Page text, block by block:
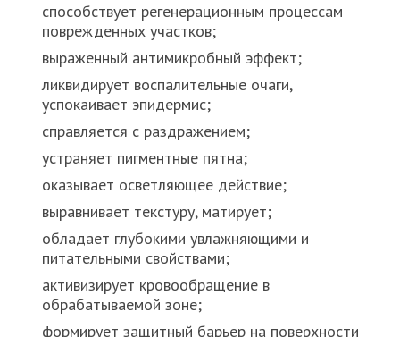
способствует регенерационным процессам
поврежденных участков;
выраженный антимикробный эффект;
ликвидирует воспалительные очаги,
успокаивает эпидермис;
справляется с раздражением;
устраняет пигментные пятна;
оказывает осветляющее действие;
выравнивает текстуру, матирует;
обладает глубокими увлажняющими и
питательными свойствами;
активизирует кровообращение в
обрабатываемой зоне;
формирует защитный барьер на поверхности